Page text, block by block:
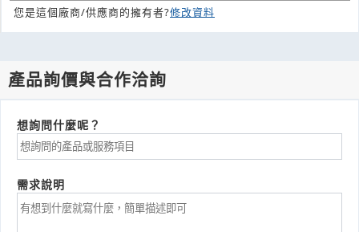
您是這個廠商/供應商的擁有者?修改資料
產品詢價與合作洽詢
想詢問什麼呢？
需求說明